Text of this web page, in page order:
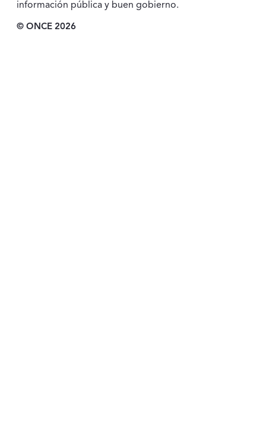
información pública y buen gobierno.
© ONCE 2026